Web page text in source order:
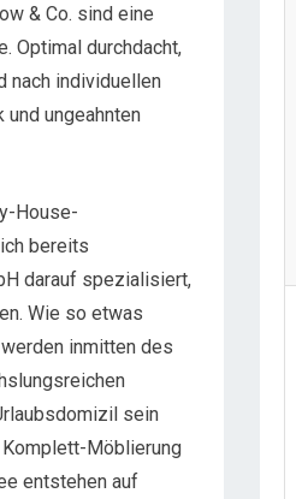
& Co. sind eine
Optimal durchdacht,
nach individuellen
ungeahnten
House-
bereits
darauf spezialisiert,
Wie so etwas
inmitten des
sein
Komplett-Möblierung
entstehen auf